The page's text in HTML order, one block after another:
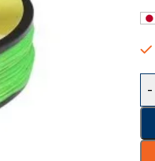
-